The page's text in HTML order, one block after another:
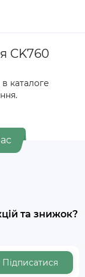
CK760
каталоге
та знижок?
Підписатися